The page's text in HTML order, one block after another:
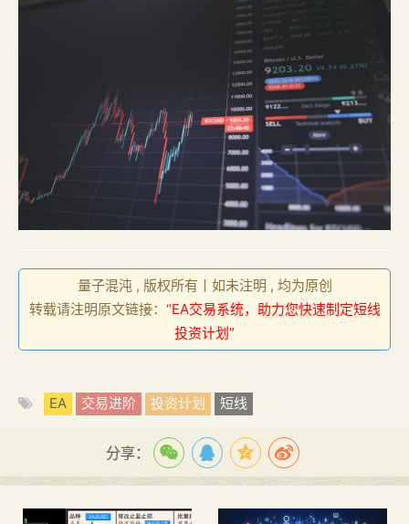
量子混沌 , 版权所有丨如未注明 , 均为原创
转载请注明原文链接： “EA交易系统，助力您快速制定短线
投资计划”
EA 交易进阶 投资计划 短线
分享：